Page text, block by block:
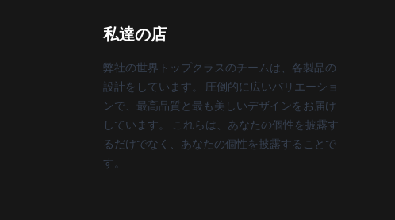
私達の店
弊社の世界トップクラスのチームは、各製品の
設計をしています。 圧倒的に広いバリエーショ
ンで、最高品質と最も美しいデザインをお届け
しています。 これらは、あなたの個性を披露す
るだけでなく、あなたの個性を披露することで
す。